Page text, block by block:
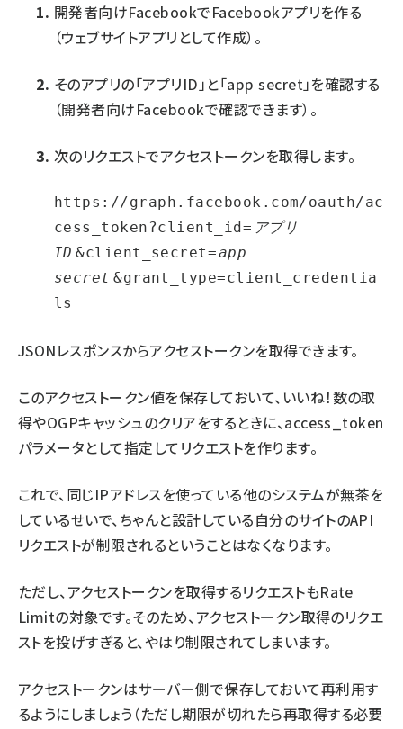
開発者向けFacebookでFacebookアプリを作る
（ウェブサイトアプリとして作成）。
そのアプリの「アプリID」と「app secret」を確認する
（開発者向けFacebookで確認できます）。
次のリクエストでアクセストークンを取得します。
https://graph.facebook.com/oauth/ac
cess_token?client_id= アプリ
ID &client_secret=app
secret &grant_type=client_credentia
ls
JSONレスポンスからアクセストークンを取得できます。
このアクセストークン値を保存しておいて、いいね！数の取
得やOGPキャッシュのクリアをするときに、access_token
パラメータとして指定してリクエストを作ります。
これで、同じIPアドレスを使っている他のシステムが無茶を
しているせいで、ちゃんと設計している自分のサイトのAPI
リクエストが制限されるということはなくなります。
ただし、アクセストークンを取得するリクエストもRate
Limitの対象です。そのため、アクセストークン取得のリクエ
ストを投げすぎると、やはり制限されてしまいます。
アクセストークンはサーバー側で保存しておいて再利用す
るようにしましょう（ただし期限が切れたら再取得する必要